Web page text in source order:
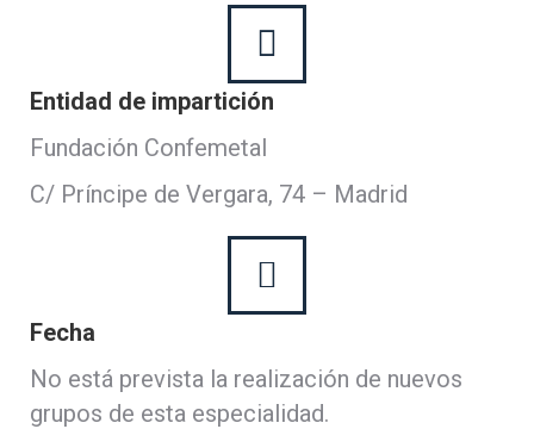
Entidad de impartición
Fundación Confemetal
C/ Príncipe de Vergara, 74 – Madrid
Fecha
No está prevista la realización de nuevos
grupos de esta especialidad.